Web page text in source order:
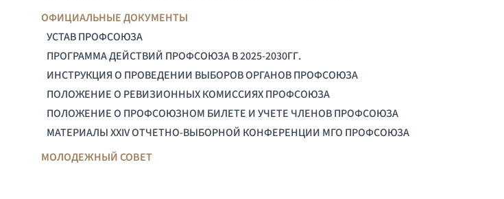
ОФИЦИАЛЬНЫЕ ДОКУМЕНТЫ
УСТАВ ПРОФСОЮЗА
ПРОГРАММА ДЕЙСТВИЙ ПРОФСОЮЗА В 2025-2030ГГ.
ИНСТРУКЦИЯ О ПРОВЕДЕНИИ ВЫБОРОВ ОРГАНОВ ПРОФСОЮЗА
ПОЛОЖЕНИЕ О РЕВИЗИОННЫХ КОМИССИЯХ ПРОФСОЮЗА
ПОЛОЖЕНИЕ О ПРОФСОЮЗНОМ БИЛЕТЕ И УЧЕТЕ ЧЛЕНОВ ПРОФСОЮЗА
МАТЕРИАЛЫ XXIV ОТЧЕТНО-ВЫБОРНОЙ КОНФЕРЕНЦИИ МГО ПРОФСОЮЗА
МОЛОДЕЖНЫЙ СОВЕТ